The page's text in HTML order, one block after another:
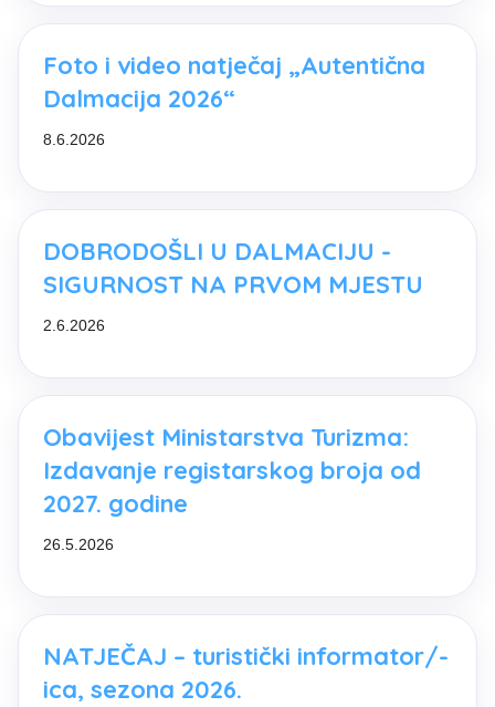
Foto i video natječaj „Autentična
Dalmacija 2026“
8.6.2026
DOBRODOŠLI U DALMACIJU -
SIGURNOST NA PRVOM MJESTU
2.6.2026
Obavijest Ministarstva Turizma:
Izdavanje registarskog broja od
2027. godine
26.5.2026
NATJEČAJ – turistički informator/-
ica, sezona 2026.